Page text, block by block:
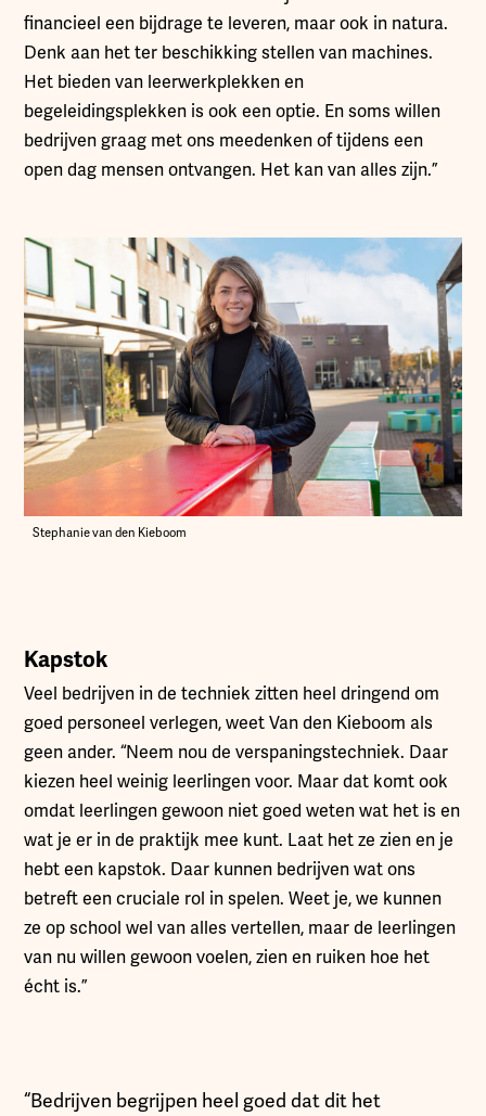
financieel een bijdrage te leveren, maar ook in natura.
Denk aan het ter beschikking stellen van machines.
Het bieden van leerwerkplekken en
begeleidingsplekken is ook een optie. En soms willen
bedrijven graag met ons meedenken of tijdens een
open dag mensen ontvangen. Het kan van alles zijn.”
Stephanie van den Kieboom
Kapstok
Veel bedrijven in de techniek zitten heel dringend om
goed personeel verlegen, weet Van den Kieboom als
geen ander. “Neem nou de verspaningstechniek. Daar
kiezen heel weinig leerlingen voor. Maar dat komt ook
omdat leerlingen gewoon niet goed weten wat het is en
wat je er in de praktijk mee kunt. Laat het ze zien en je
hebt een kapstok. Daar kunnen bedrijven wat ons
betreft een cruciale rol in spelen. Weet je, we kunnen
ze op school wel van alles vertellen, maar de leerlingen
van nu willen gewoon voelen, zien en ruiken hoe het
écht is.”
“Bedrijven begrijpen heel goed dat dit het